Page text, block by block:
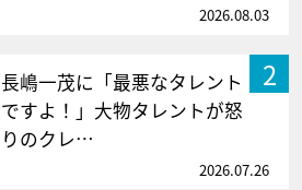
2026.08.03
2
長嶋一茂に「最悪なタレント
ですよ！」大物タレントが怒
りのクレ…
2026.07.26